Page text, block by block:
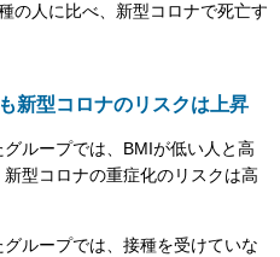
の人に比べ、新型コロナで死亡す
新型コロナのリスクは上昇
ループでは、BMIが低い人と高
型コロナの重症化のリスクは高
ループでは、接種を受けていな